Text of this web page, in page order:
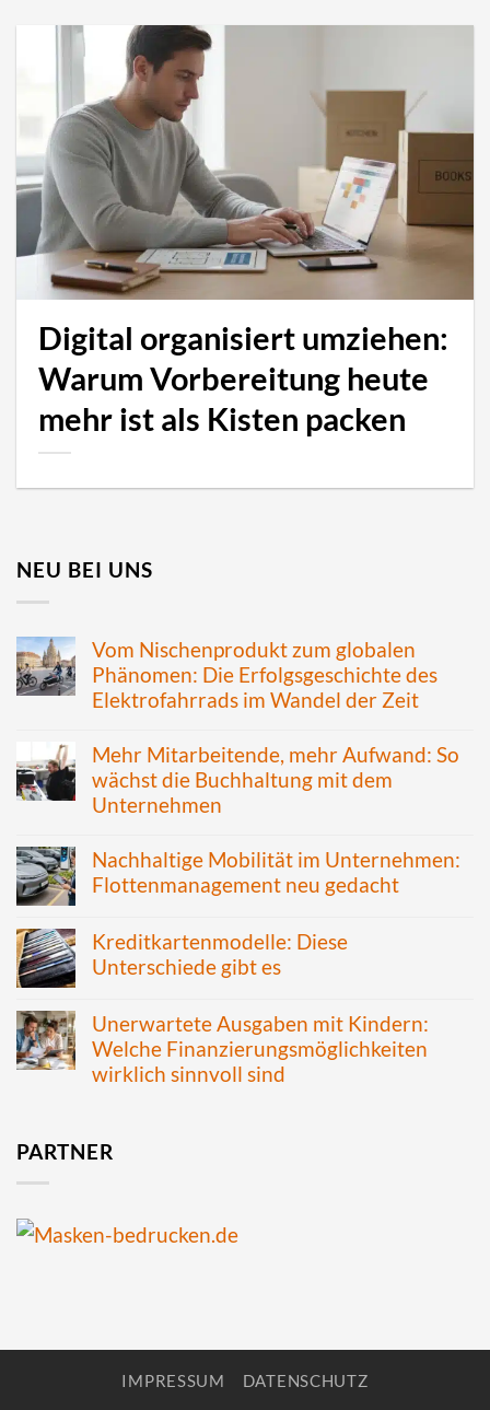
Digital organisiert umziehen:
Warum Vorbereitung heute
mehr ist als Kisten packen
NEU BEI UNS
Vom Nischenprodukt zum globalen
Phänomen: Die Erfolgsgeschichte des
Elektrofahrrads im Wandel der Zeit
Mehr Mitarbeitende, mehr Aufwand: So
wächst die Buchhaltung mit dem
Unternehmen
Nachhaltige Mobilität im Unternehmen:
Flottenmanagement neu gedacht
Kreditkartenmodelle: Diese
Unterschiede gibt es
Unerwartete Ausgaben mit Kindern:
Welche Finanzierungsmöglichkeiten
wirklich sinnvoll sind
PARTNER
IMPRESSUM DATENSCHUTZ